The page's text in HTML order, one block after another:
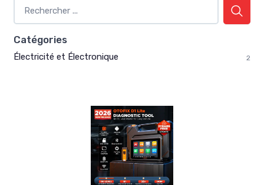
Catégories
Électricité et Électronique 2